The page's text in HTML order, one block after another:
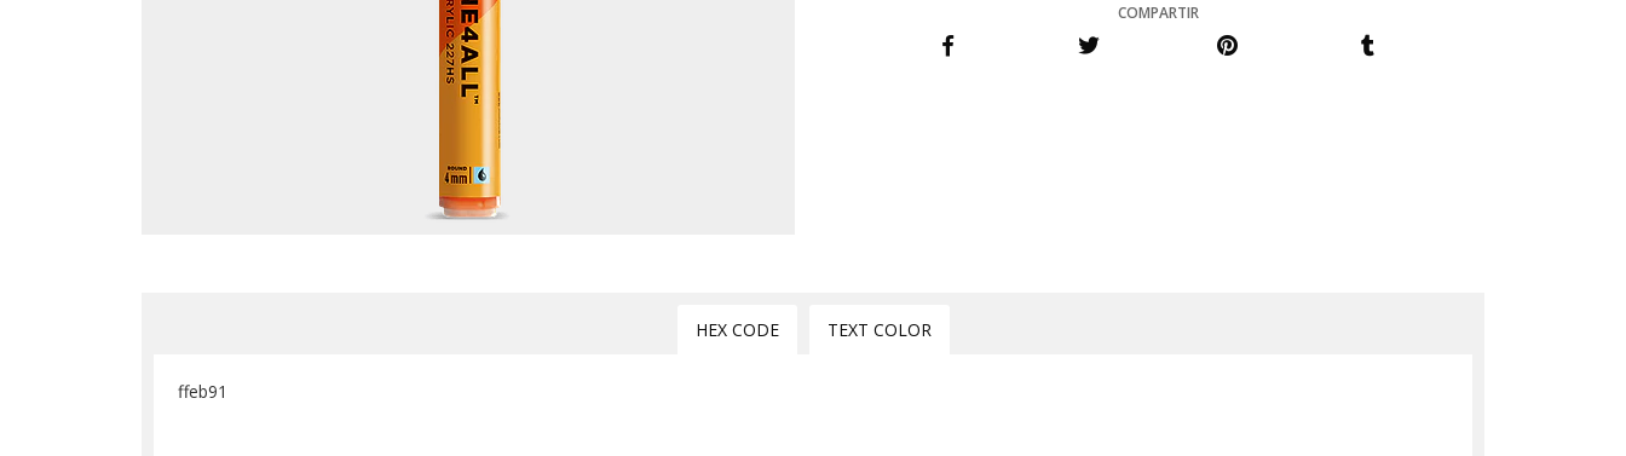
COMPARTIR
HEX CODE TEXT COLOR
ffeb91